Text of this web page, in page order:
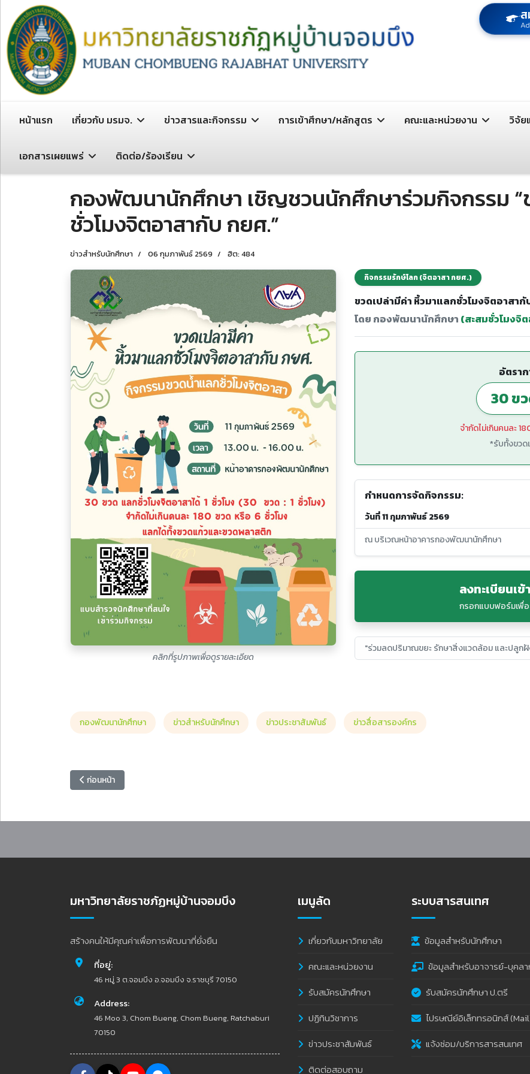
ส
หน้าแรก เกี่ยวกับ มรมจ. ข่าวสารและกิจกรรม การเข้าศึกษา/หลักสูตร คณะและหน่วยงาน วิจัย
เอกสารเผยแพร่ ติดต่อ/ร้องเรียน
กองพัฒนานักศึกษา เชิญชวนนักศึกษาร่วมกิจกรรม “
ชั่วโมงจิตอาสากับ กยศ.”
ข่าวสำหรับนักศึกษา 06 กุมภาพันธ์ 2569 ฮิต: 484
คลิกที่รูปภาพเพื่อดูรายละเอียด
กิจกรรมรักษ์โลก (จิตอาสา กยศ.)
ขวดเปล่ามีค่า หิ้วมาแลกชั่วโมงจิตอาสา
โดย กองพัฒนานักศึกษา (สะสมชั่วโมงจิ
อัตรา
30 ขว
จำกัดไม่เกินคนละ
*รับทั้งขวด
กำหนดการจัดกิจกรรม:
วันที่ 11 กุมภาพันธ์ 2569
ณ บริเวณหน้าอาคารกองพัฒนานักศึกษา
ลงทะเบียนเ
กรอกแบบฟอร์มเพื่อ
"ร่วมลดปริมาณขยะ รักษาสิ่งแวดล้อม และปลู
กองพัฒนานักศึกษา ข่าวสำหรับนักศึกษา ข่าวประชาสัมพันธ์ ข่าวสื่อสารองค์กร
เนื้อหาก่อนหน้า: มหาวิทยาลัยราชภัฏหมู่บ้านจอมบึง รับรางวัลผู้ส่งเสริมสนับสนุนกีฬามวยดีเด่น เนื่องในวันมวยไทย ประจำปี 2569
ก่อนหน้า
มหาวิทยาลัยราชภัฏหมู่บ้านจอมบึง
สร้างคนให้มีคุณค่าเพื่อการพัฒนาที่ยั่งยืน
ที่อยู่:
46 หมู่ 3 ต.จอมบึง อ.จอมบึง จ.ราชบุรี 70150
Address:
46 Moo 3, Chom Bueng, Chom Bueng, Ratchaburi
70150
เมนูลัด
เกี่ยวกับมหาวิทยาลัย
คณะและหน่วยงาน
รับสมัครนักศึกษา
ปฏิทินวิชาการ
ข่าวประชาสัมพันธ์
ติดต่อสอบถาม
ระบบสารสนเทศ
ข้อมูลสำหรับนักศึกษา
ข้อมูลสำหรับอาจารย์-บุคล
รับสมัครนักศึกษา ป.ตรี
ไปรษณีย์อิเล็กทรอนิกส์
แจ้งซ่อม/บริการสารสนเทศ